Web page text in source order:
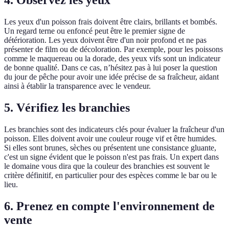
Les yeux d'un poisson frais doivent être clairs, brillants et bombés.
Un regard terne ou enfoncé peut être le premier signe de
détérioration. Les yeux doivent être d'un noir profond et ne pas
présenter de film ou de décoloration. Par exemple, pour les poissons
comme le maquereau ou la dorade, des yeux vifs sont un indicateur
de bonne qualité. Dans ce cas, n’hésitez pas à lui poser la question
du jour de pêche pour avoir une idée précise de sa fraîcheur, aidant
ainsi à établir la transparence avec le vendeur.
5. Vérifiez les branchies
Les branchies sont des indicateurs clés pour évaluer la fraîcheur d'un
poisson. Elles doivent avoir une couleur rouge vif et être humides.
Si elles sont brunes, sèches ou présentent une consistance gluante,
c'est un signe évident que le poisson n'est pas frais. Un expert dans
le domaine vous dira que la couleur des branchies est souvent le
critère définitif, en particulier pour des espèces comme le bar ou le
lieu.
6. Prenez en compte l'environnement de
vente